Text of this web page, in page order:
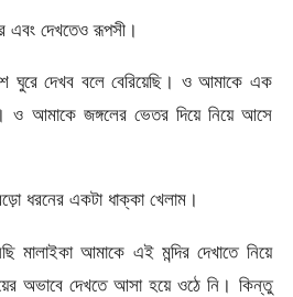
এবং দেখতেও রূপসী।
ঘুরে দেখব বলে বেরিয়েছি। ও আমাকে এক
ও আমাকে জঙ্গলের ভেতর দিয়ে নিয়ে আসে
ধরনের একটা ধাক্কা খেলাম।
আমাকে এই মন্দির দেখাতে নিয়ে
অভাবে দেখতে আসা হয়ে ওঠে নি। কিন্তু